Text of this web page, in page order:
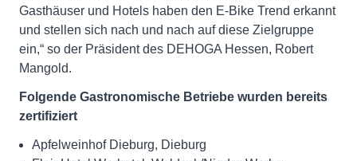
Gasthäuser und Hotels haben den E-Bike Trend erkannt
und stellen sich nach und nach auf diese Zielgruppe
ein,“ so der Präsident des DEHOGA Hessen, Robert
Mangold.
Folgende Gastronomische Betriebe wurden bereits
zertifiziert
Apfelweinhof Dieburg, Dieburg